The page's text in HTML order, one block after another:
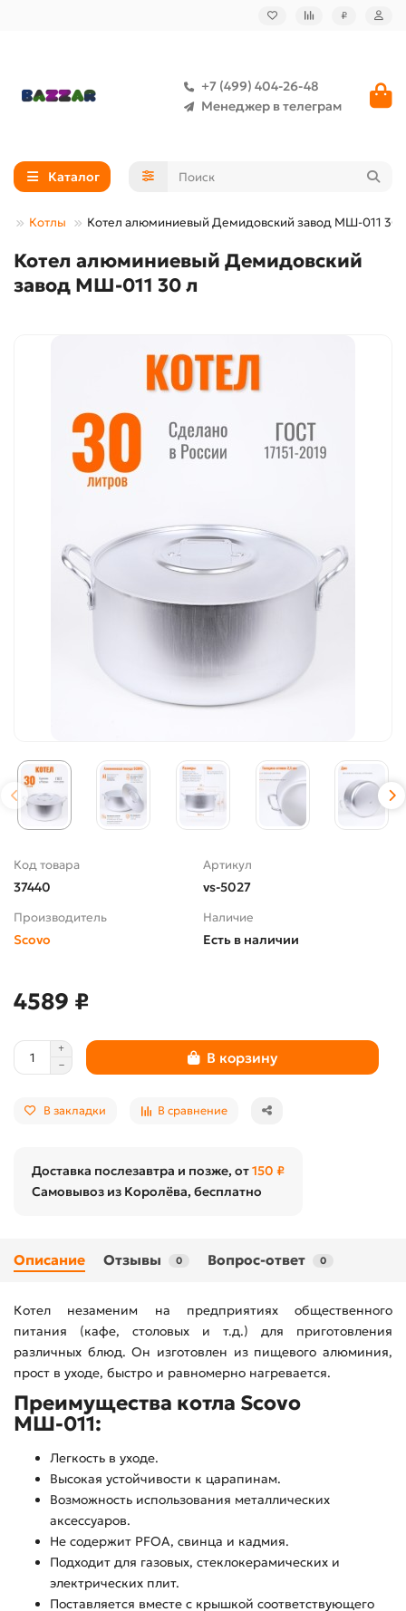
₽
+7 (499) 404-26-48
Менеджер в телеграм
Каталог
Котлы Котел алюминиевый Демидовский завод МШ-011 30
Котел алюминиевый Демидовский
завод МШ-011 30 л
Код товара
37440
Артикул
vs-5027
Производитель
Scovo
Наличие
Есть в наличии
4589 ₽
В корзину
В закладки В сравнение
Доставка послезавтра и позже, от150 ₽
Самовывоз из Королёва, бесплатно
Описание Отзывы 0 Вопрос-ответ 0
Котел незаменим на предприятиях общественного
питания (кафе, столовых и т.д.) для приготовления
различных блюд. Он изготовлен из пищевого алюминия,
прост в уходе, быстро и равномерно нагревается.
Преимущества котла Scovo
МШ-011:
Легкость в уходе.
Высокая устойчивости к царапинам.
Возможность использования металлических
аксессуаров.
Не содержит PFOA, свинца и кадмия.
Подходит для газовых, стеклокерамических и
электрических плит.
Поставляется вместе с крышкой соответствующего